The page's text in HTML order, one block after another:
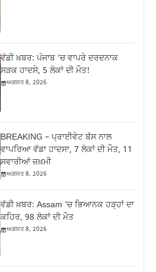
ਵੱਡੀ ਖ਼ਬਰ: ਪੰਜਾਬ ‘ਚ ਵਾਪਰੇ ਦਰਦਨਾਕ
ਸੜਕ ਹਾਦਸੇ, 5 ਲੋਕਾਂ ਦੀ ਮੌਤ!
ਅਗਸਤ 8, 2026
BREAKING – ਪ੍ਰਾਈਵੇਟ ਬੱਸ ਨਾਲ
ਵਾਪਰਿਆ ਵੱਡਾ ਹਾਦਸਾ, 7 ਲੋਕਾਂ ਦੀ ਮੌਤ, 11
ਸਵਾਰੀਆਂ ਜ਼ਖ਼ਮੀ
ਅਗਸਤ 8, 2026
ਵੱਡੀ ਖ਼ਬਰ: Assam ‘ਚ ਭਿਆਨਕ ਹੜ੍ਹਾਂ ਦਾ
ਕਹਿਰ, 98 ਲੋਕਾਂ ਦੀ ਮੌਤ
ਅਗਸਤ 8, 2026